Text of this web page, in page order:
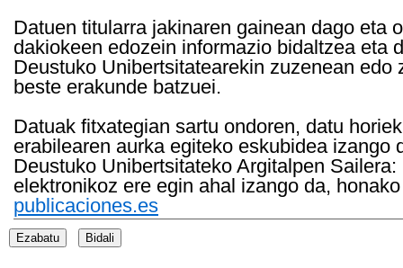
Datuen titularra jakinaren gainean dago eta
dakiokeen edozein informazio bidaltzea eta
Deustuko Unibertsitatearekin zuzenean
beste erakunde batzuei.
Datuak fitxategian sartu ondoren, datu
erabilearen aurka egiteko eskubidea
Deustuko Unibertsitateko Argitalpen
elektronikoz ere egin ahal izango da,
publicaciones.es
Ezabatu Bidali